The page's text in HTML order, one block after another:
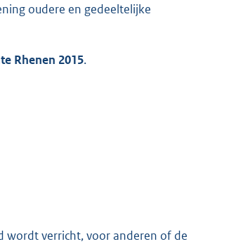
oudere en gedeeltelijke
Rhenen 2015.
wordt verricht, voor anderen of de